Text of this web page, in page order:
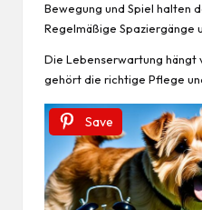
Bewegung und Spiel halten
Regelmäßige Spaziergänge
Die Lebenserwartung hängt
gehört die richtige Pflege
Save